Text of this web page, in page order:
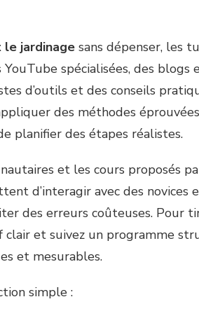
jardinage sans dépenser, les
YouTube spécialisées, des
d’outils et des conseils
des méthodes éprouvées
planifier des étapes réalistes.
et les cours proposés
d’interagir avec des novices
des erreurs coûteuses. Pour
clair et suivez un programme
et mesurables.
simple :